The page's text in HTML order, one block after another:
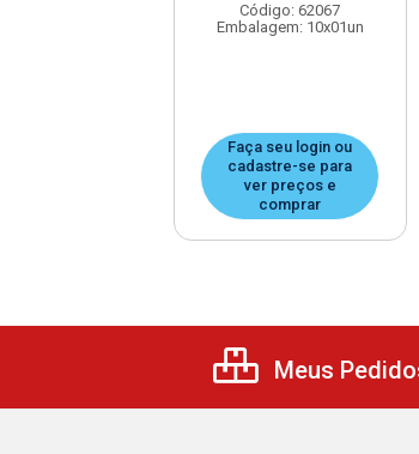
Código: 62067
Embalagem: 10x01un
Faça seu login ou
cadastre-se para
ver preços e
comprar
Meus